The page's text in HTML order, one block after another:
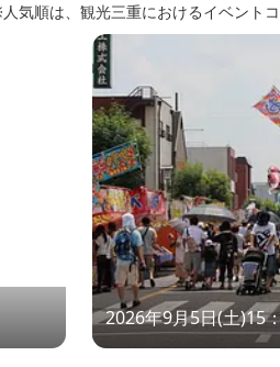
気順は、観光三重におけるイベント
2026年9月5日(土